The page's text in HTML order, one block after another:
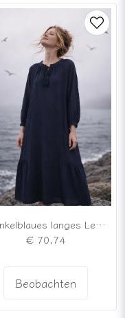
Dunkelblaues langes Leinenkleid
€ 70,74
Beobachten